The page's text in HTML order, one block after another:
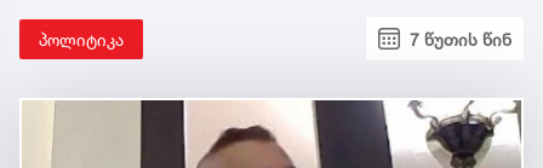
პოლიტიკა 7 წუთის წინ